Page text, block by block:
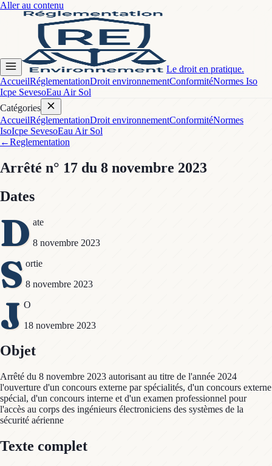
Aller au contenu
Le droit en pratique.
AccueilRéglementationDroit environnementConformitéNormes Iso
Icpe SevesoEau Air Sol
Catégories
AccueilRéglementationDroit environnementConformitéNormes
IsoIcpe SevesoEau Air Sol
←Reglementation
Arrêté n° 17 du 8 novembre 2023
Dates
D ate
8 novembre 2023
S ortie
8 novembre 2023
J O
18 novembre 2023
Objet
Arrêté du 8 novembre 2023 autorisant au titre de l'année 2024
l'ouverture d'un concours externe par spécialités, d'un concours externe
spécial, d'un concours interne et d'un examen professionnel pour
l'accès au corps des ingénieurs électroniciens des systèmes de la
sécurité aérienne
Texte complet